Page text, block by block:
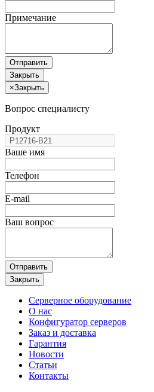
Примечание
Отправить
Закрыть
×Закрыть
Вопрос специалисту
Продукт
Ваше имя
Телефон
E-mail
Ваш вопрос
Отправить
Закрыть
Серверное оборудование
О нас
Конфигуратор серверов
Заказ и доставка
Гарантия
Новости
Статьи
Контакты